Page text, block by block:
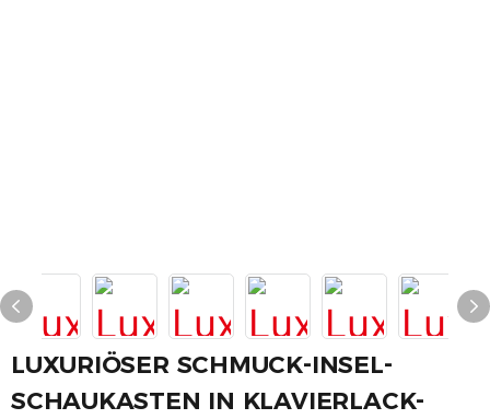
LUXURIÖSER SCHMUCK-INSEL-
SCHAUKASTEN IN KLAVIERLACK-